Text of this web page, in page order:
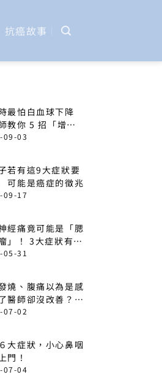
抗癌故事
最怕白血球下降
教你 5 招「增加
」菜單
09-03
若有這9大症狀要
能是癌症的徵兆
09-17
經痛竟可能是「腮
」！ 3大症狀有癌
05-31
燒、腹痛以為是感
醫師卻沒改善？出
形恐是急性白血
07-02
大症狀，小心鼻咽
門！
07-04